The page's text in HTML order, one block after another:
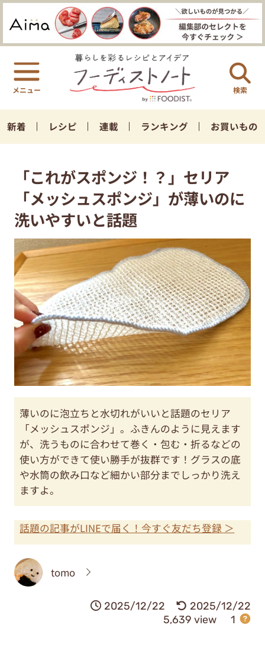
検索
新着 レシピ 連載 ランキング お買いもの
「これがスポンジ！？」セリア
「メッシュスポンジ」が薄いのに
洗いやすいと話題
薄いのに泡立ちと水切れがいいと話題のセリア
「メッシュスポンジ」。ふきんのように見えます
が、洗うものに合わせて巻く・包む・折るなどの
使い方ができて使い勝手が抜群です！グラスの底
や水筒の飲み口など細かい部分までしっかり洗え
ますよ。
話題の記事がLINEで届く！今すぐ友だち登録 ＞
tomo
2025/12/22
2025/12/22
5,639 view
1